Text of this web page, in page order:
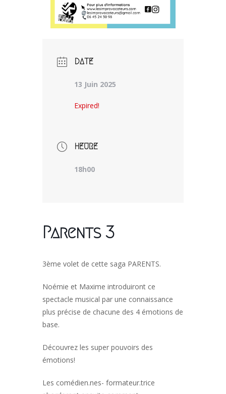
DATE
13 Juin 2025
Expired!
HEURE
18h00
Parents 3
3ème volet de cette saga PARENTS.
Noémie et Maxime introduiront ce
spectacle musical par une connaissance
plus précise de chacune des 4 émotions de
base.
Découvrez les super pouvoirs des
émotions!
Les comédien.nes- formateur.trice